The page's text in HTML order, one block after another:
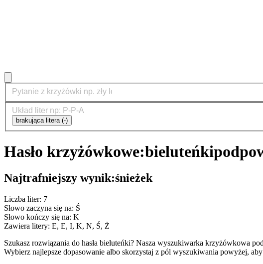
brakująca litera (-)
Hasło krzyżówkowe:bieluteńki
Najtrafniejszy wynik:śnieżek
Liczba liter: 7
Słowo zaczyna się na: Ś
Słowo kończy się na: K
Zawiera litery: E, E, I, K, N, Ś, Ż
Szukasz rozwiązania do hasła bieluteńki? Nasza wyszukiwarka krzyżówkowa
Wybierz najlepsze dopasowanie albo skorzystaj z pól wyszukiwania powyżej,